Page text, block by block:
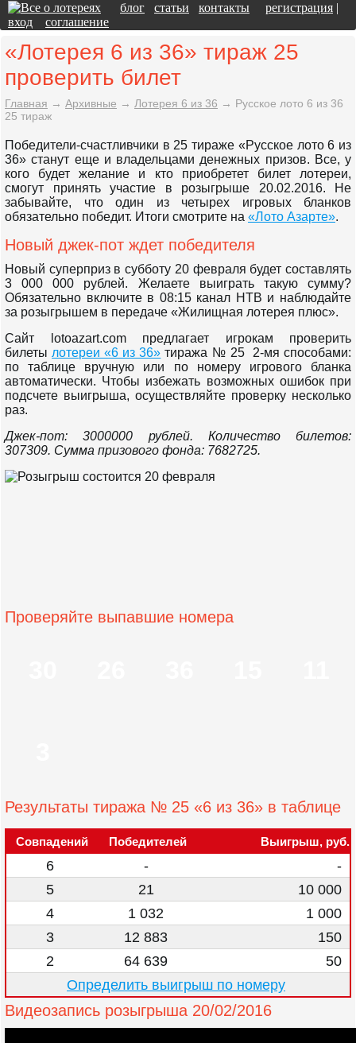
блог статьи контакты регистрация |
вход
соглашение
«Лотерея 6 из 36» тираж 25
проверить билет
Главная → Архивные → Лотерея 6 из 36 → Русское лото 6 из 36
25 тираж
Победители-счастливчики в 25 тираже «Русское лото 6 из
36» станут еще и владельцами денежных призов. Все, у
кого будет желание и кто приобретет билет лотереи,
смогут принять участие в розыгрыше 20.02.2016. Не
забывайте, что один из четырех игровых бланков
обязательно победит. Итоги смотрите на «Лото Азарте».
Новый джек-пот ждет победителя
Новый суперприз в субботу 20 февраля будет составлять
3 000 000 рублей. Желаете выиграть такую сумму?
Обязательно включите в 08:15 канал НТВ и наблюдайте
за розыгрышем в передаче «Жилищная лотерея плюс».
Сайт lotoazart.com предлагает игрокам проверить
билеты лотереи «6 из 36» тиража № 25 2-мя способами:
по таблице вручную или по номеру игрового бланка
автоматически. Чтобы избежать возможных ошибок при
подсчете выигрыша, осуществляйте проверку несколько
раз.
Джек-пот: 3000000 рублей. Количество билетов:
307309. Сумма призового фонда: 7682725.
Проверяйте выпавшие номера
Результаты тиража № 25 «6 из 36» в таблице
Совпадений Победителей Выигрыш, руб.
6 -
-
5
21
10 000
4
1 032
1 000
3
12 883
150
2
64 639
50
Определить выигрыш по номеру
Видеозапись розыгрыша 20/02/2016